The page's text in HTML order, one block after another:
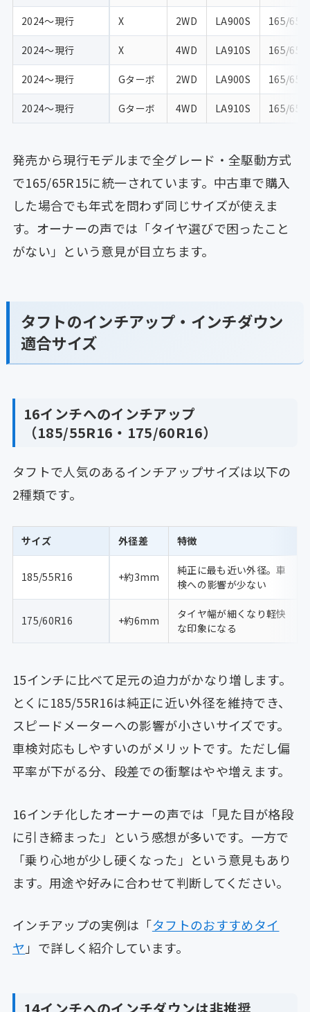
2024〜現行 X 2WD LA900S 165/
2024〜現行 X 4WD LA910S 165/
2024〜現行 Gターボ 2WD LA900S 165/
2024〜現行 Gターボ 4WD LA910S 165/
発売から現行モデルまで全グレード・全駆動方式
で165/65R15に統一されています。中古車で購入
した場合でも年式を問わず同じサイズが使えま
す。オーナーの声では「タイヤ選びで困ったこと
がない」という意見が目立ちます。
タフトのインチアップ・インチダウン
適合サイズ
16インチへのインチアップ
（185/55R16・175/60R16）
タフトで人気のあるインチアップサイズは以下の
2種類です。
サイズ 外径差 特徴
185/55R16 +約3mm
純正に最も近い外径。車
検への影響が少ない
175/60R16 +約6mm
タイヤ幅が細くなり軽快
な印象になる
15インチに比べて足元の迫力がかなり増します。
とくに185/55R16は純正に近い外径を維持でき、
スピードメーターへの影響が小さいサイズです。
車検対応もしやすいのがメリットです。ただし偏
平率が下がる分、段差での衝撃はやや増えます。
16インチ化したオーナーの声では「見た目が格段
に引き締まった」という感想が多いです。一方で
「乗り心地が少し硬くなった」という意見もあり
ます。用途や好みに合わせて判断してください。
インチアップの実例は「タフトのおすすめタイ
ヤ」で詳しく紹介しています。